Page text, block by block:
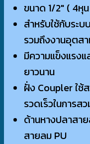
ขนาด 1/2″ ( 4หุ
สำหรับใช้กับระ
รวมถึงงานอุตส
มีความแข็งแรงแ
ยาวนาน
ฝั่ง Coupler ใช้
รวดเร็วในการ
ด้านหางปลาสา
สายลม PU